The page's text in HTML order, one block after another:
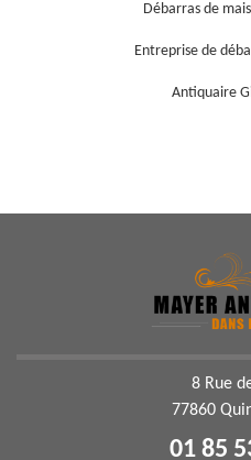
Débarras de
Entreprise de
Antiquaire
8 Rue
77860
01 85